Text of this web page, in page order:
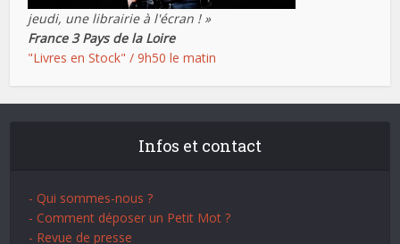
jeudi, une librairie à l'écran ! »
France 3 Pays de la Loire
"Livres en Stock" / 9h50 le matin
Infos et contact
- Qui sommes-nous ?
- Comment déposer un Petit Mot ?
- Revue de presse